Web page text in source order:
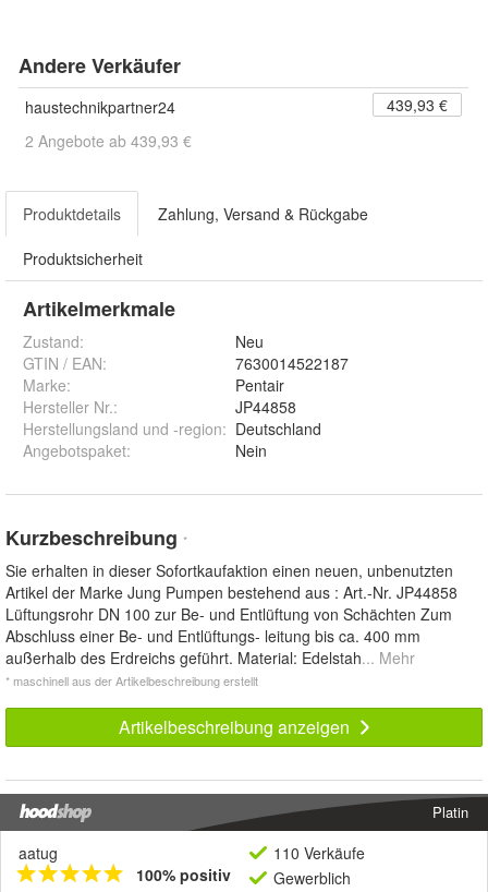
Andere Verkäufer
haustechnikpartner24
439,93 €
2 Angebote ab 439,93 €
Produktdetails Zahlung, Versand & Rückgabe
Produktsicherheit
Artikelmerkmale
Zustand:
Neu
GTIN / EAN:
7630014522187
Marke:
Pentair
Hersteller Nr.:
JP44858
Herstellungsland und -region: Deutschland
Angebotspaket: Nein
Kurzbeschreibung *
Sie erhalten in dieser Sofortkaufaktion einen neuen, unbenutzten
Artikel der Marke Jung Pumpen bestehend aus : Art.-Nr. JP44858
Lüftungsrohr DN 100 zur Be- und Entlüftung von Schächten Zum
Abschluss einer Be- und Entlüftungs- leitung bis ca. 400 mm
außerhalb des Erdreichs geführt. Material: Edelstah... Mehr
* maschinell aus der Artikelbeschreibung erstellt
Artikelbeschreibung anzeigen
Platin
aatug
100% positiv
110 Verkäufe
Gewerblich